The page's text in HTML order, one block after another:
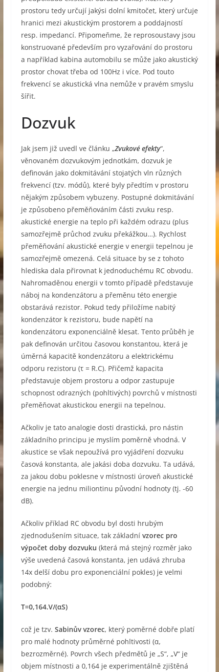
prostoru tedy určují jakýsi dolní kmitočet, který určuje
hranici mezi akustickým prostorem a poddajností
resp. impedancí. Připomeňme, že reprosoustavy jsou
konstruované především pro vyzařování do prostoru
a například kabina automobilu se může jako akustický
prostor chovat třeba od 100Hz i více. Pod touto
frekvencí se akustická vlna nemůže v pravém smyslu
šířit.
Dozvuk
Jak jsem již uvedl ve článku „Zvukové efekty“,
věnovaném dozvukovým jednotkám, dozvuk je
definován jako dokmitávání stojatých vln různých
frekvencí (tzv. módů), které byly předtím v prostoru
nějakým způsobem vybuzeny. Postupné dokmitávání
je způsobeno přeměňováním části zvuku resp.
akustické energie na teplo při každém odrazu (plus
samozřejmě průchod zvuku překážkou…). Rychlost
přeměňování akustické energie v energii tepelnou je
samozřejmě omezená. Celá situace by se z tohoto
hlediska dala přirovnat k jednoduchému RC obvodu.
Nahromaděnou energii v tomto případě představuje
náboj na kondenzátoru a přeměnu této energie
obstarává rezistor. Pokud tedy přiložíme nabitý
kondenzátor k rezistoru, bude napětí na
kondenzátoru exponenciálně klesat. Tento průběh je
pak definován určitou časovou konstantou, která je
úměrná kapacitě kondenzátoru a elektrickému
odporu rezistoru (τ = R.C). Přičemž kapacita
představuje objem prostoru a odpor zastupuje
schopnost odrazných (pohltivých) povrchů v místnosti
přeměňovat akustickou energii na tepelnou.
Ačkoliv je tato analogie dosti drastická, pro nástin
základního principu je myslím poměrně vhodná. V
akustice se však nepoužívá pro vyjádření dozvuku
časová konstanta, ale jakási doba dozvuku. Ta udává,
za jakou dobu poklesne v místnosti úroveň akustické
energie na jednu miliontinu původní hodnoty (tj. -60
dB).
Ačkoliv příklad RC obvodu byl dosti hrubým
zjednodušením situace, tak základní vzorec pro
výpočet doby dozvuku (která má stejný rozměr jako
výše uvedená časová konstanta, jen udává zhruba
14x delší dobu pro exponenciální pokles) je velmi
podobný:
T=0,164.V/(αS)
což je tzv. Sabinův vzorec, který poměrné dobře platí
pro malé hodnoty průměrné pohltivosti (α,
bezrozměrné). Povrch všech předmětů je „S“, „V“ je
objem místnosti a 0,164 je experimentálně zjištěná